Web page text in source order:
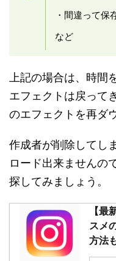
・間違って保
など
上記の場合は、時間
エフェクトは戻って
のエフェクトを再ダ
作成者が削除してし
ロード出来ませんの
探してみましょう。
【
スメ
方法